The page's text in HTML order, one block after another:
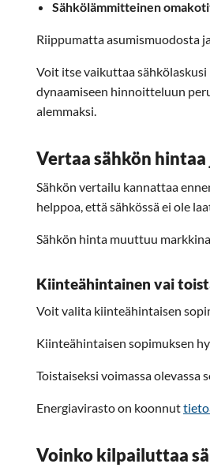
Sähkölämmitteinen
Riippumatta asumismuodosta
Voit itse vaikuttaa
dynaamiseen hinnoitteluun
alemmaksi.
Vertaa sähkön hintaa
Sähkön vertailu kannattaa
helppoa, että sähkössä ei ole
Sähkön hinta muuttuu
Kiinteähintainen vai
Voit valita kiinteähintaisen
Kiinteähintaisen sopimuksen
Toistaiseksi voimassa
Energiavirasto on koonnut
Voinko kilpailuttaa